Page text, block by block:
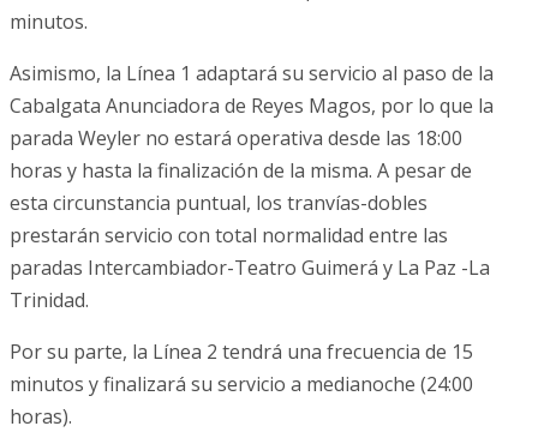
minutos.
Asimismo, la Línea 1 adaptará su servicio al paso de la
Cabalgata Anunciadora de Reyes Magos, por lo que la
parada Weyler no estará operativa desde las 18:00
horas y hasta la finalización de la misma. A pesar de
esta circunstancia puntual, los tranvías-dobles
prestarán servicio con total normalidad entre las
paradas Intercambiador-Teatro Guimerá y La Paz -La
Trinidad.
Por su parte, la Línea 2 tendrá una frecuencia de 15
minutos y finalizará su servicio a medianoche (24:00
horas).